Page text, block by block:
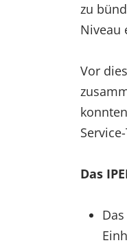
zu
Niveau
Vor
Das